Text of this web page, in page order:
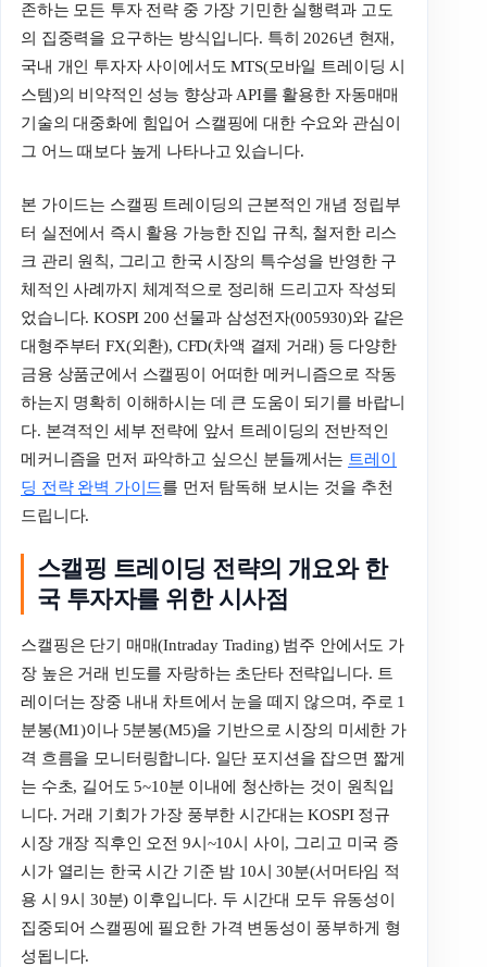
존하는 모든 투자 전략 중 가장 기민한 실행력과 고도
의 집중력을 요구하는 방식입니다. 특히 2026년 현재,
국내 개인 투자자 사이에서도 MTS(모바일 트레이딩 시
스템)의 비약적인 성능 향상과 API를 활용한 자동매매
기술의 대중화에 힘입어 스캘핑에 대한 수요와 관심이
그 어느 때보다 높게 나타나고 있습니다.
본 가이드는 스캘핑 트레이딩의 근본적인 개념 정립부
터 실전에서 즉시 활용 가능한 진입 규칙, 철저한 리스
크 관리 원칙, 그리고 한국 시장의 특수성을 반영한 구
체적인 사례까지 체계적으로 정리해 드리고자 작성되
었습니다. KOSPI 200 선물과 삼성전자(005930)와 같은
대형주부터 FX(외환), CFD(차액 결제 거래) 등 다양한
금융 상품군에서 스캘핑이 어떠한 메커니즘으로 작동
하는지 명확히 이해하시는 데 큰 도움이 되기를 바랍니
다. 본격적인 세부 전략에 앞서 트레이딩의 전반적인
메커니즘을 먼저 파악하고 싶으신 분들께서는 트레이
딩 전략 완벽 가이드를 먼저 탐독해 보시는 것을 추천
드립니다.
스캘핑 트레이딩 전략의 개요와 한
국 투자자를 위한 시사점
스캘핑은 단기 매매(Intraday Trading) 범주 안에서도 가
장 높은 거래 빈도를 자랑하는 초단타 전략입니다. 트
레이더는 장중 내내 차트에서 눈을 떼지 않으며, 주로 1
분봉(M1)이나 5분봉(M5)을 기반으로 시장의 미세한 가
격 흐름을 모니터링합니다. 일단 포지션을 잡으면 짧게
는 수초, 길어도 5~10분 이내에 청산하는 것이 원칙입
니다. 거래 기회가 가장 풍부한 시간대는 KOSPI 정규
시장 개장 직후인 오전 9시~10시 사이, 그리고 미국 증
시가 열리는 한국 시간 기준 밤 10시 30분(서머타임 적
용 시 9시 30분) 이후입니다. 두 시간대 모두 유동성이
집중되어 스캘핑에 필요한 가격 변동성이 풍부하게 형
성됩니다.